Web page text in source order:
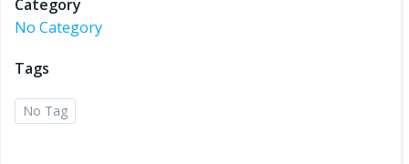
Category
No Category
Tags
No Tag